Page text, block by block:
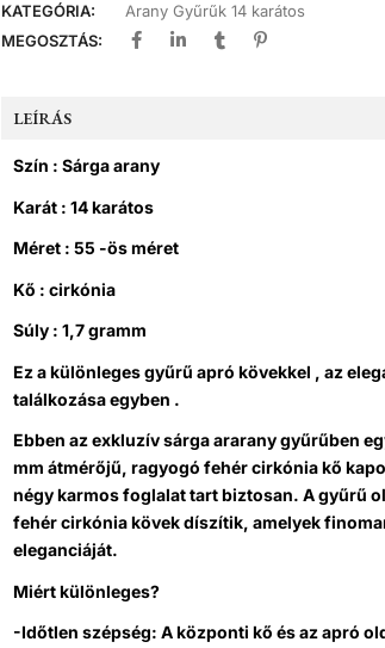
KATEGÓRIA:
Arany Gyűrűk 14 karátos
MEGOSZTÁS:
LEÍRÁS
Szín : Sárga arany
Karát : 14 karátos
Méret : 55 -ös méret
Kő : cirkónia
Súly : 1,7 gramm
Ez a különleges gyűrű apró kövekkel , az
találkozása egyben .
Ebben az exkluzív sárga ararany gyűrűben
mm átmérőjű, ragyogó fehér cirkónia kő
négy karmos foglalat tart biztosan. A gyűrű
fehér cirkónia kövek díszítik, amelyek
eleganciáját.
Miért különleges?
-Időtlen szépség: A központi kő és az apró